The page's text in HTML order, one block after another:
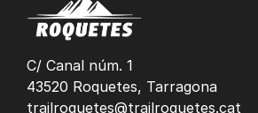
C/ Canal núm. 1
43520 Roquetes, Tarragona
trailroquetes@trailroquetes.cat